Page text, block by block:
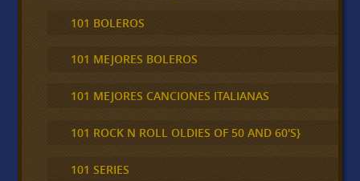
101 BOLEROS
101 MEJORES BOLEROS
101 MEJORES CANCIONES ITALIANAS
101 ROCK N ROLL OLDIES OF 50 AND 60'S}
101 SERIES